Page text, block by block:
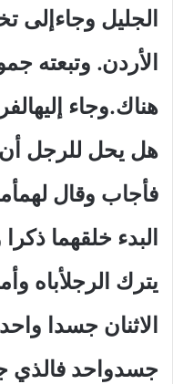
الجليل وجاءإلى
الأردن. وتبعته
هناك.وجاء
هل يحل للرجل
فأجاب وقال
البدء خلقهما
يترك الرجلأباه
الاثنان جسدا
جسدواحد فالذي